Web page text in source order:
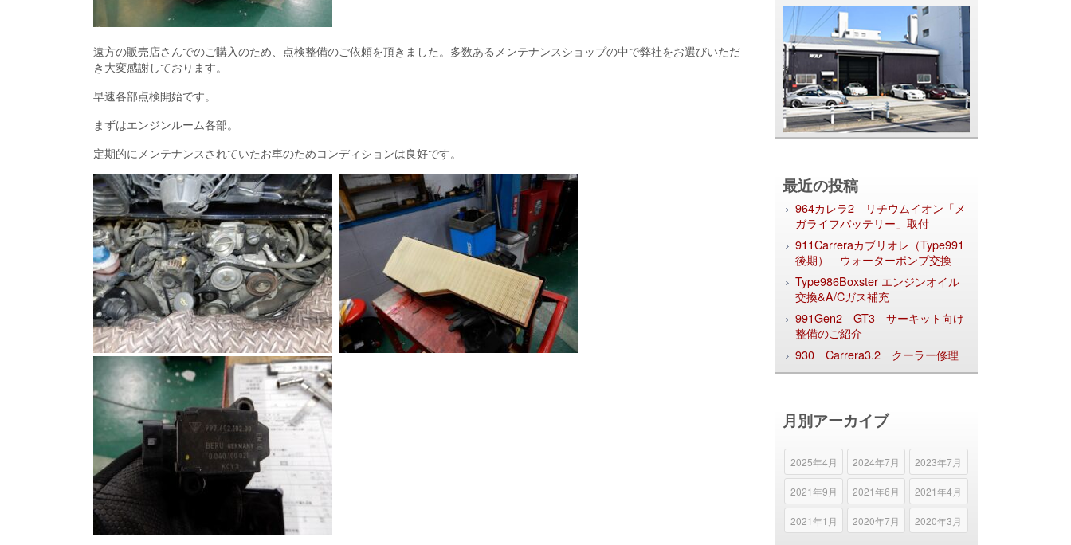
遠方の販売店さんでのご購入のため、点検整備のご依頼を頂きました。多数あるメンテナンスショップの中で弊社をお選びいただ
き大変感謝しております。
早速各部点検開始です。
まずはエンジンルーム各部。
定期的にメンテナンスされていたお車のためコンディションは良好です。
最近の投稿
964カレラ2 リチウムイオン「メ
ガライフバッテリー」取付
911Carreraカブリオレ（Type991
後期） ウォーターポンプ交換
Type986Boxster エンジンオイル
交換&A/Cガス補充
991Gen2 GT3 サーキット向け
整備のご紹介
930 Carrera3.2 クーラー修理
月別アーカイブ
2025年4月 2024年7月 2023年7月
2021年9月 2021年6月 2021年4月
2021年1月 2020年7月 2020年3月